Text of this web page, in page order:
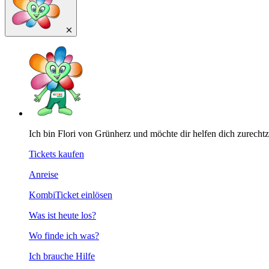
Ich bin Flori von Grünherz und möchte dir helfen dich
Tickets kaufen
Anreise
KombiTicket einlösen
Was ist heute los?
Wo finde ich was?
Ich brauche Hilfe